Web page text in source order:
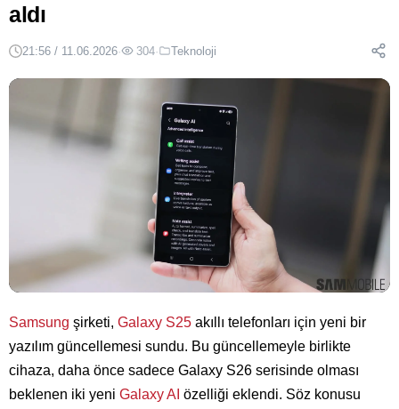
aldı
21:56 / 11.06.2026· 304· Teknoloji
Samsung şirketi, Galaxy S25 akıllı telefonları için yeni bir
yazılım güncellemesi sundu. Bu güncellemeyle birlikte
cihaza, daha önce sadece Galaxy S26 serisinde olması
beklenen iki yeni Galaxy AI özelliği eklendi. Söz konusu